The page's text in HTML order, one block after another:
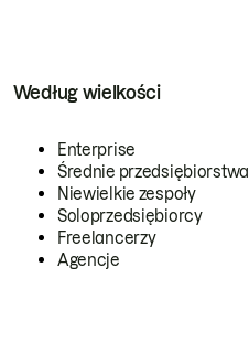
Według wielkości
Enterprise
Średnie przedsiębiorstwa
Niewielkie zespoły
Soloprzedsiębiorcy
Freelancerzy
Agencje